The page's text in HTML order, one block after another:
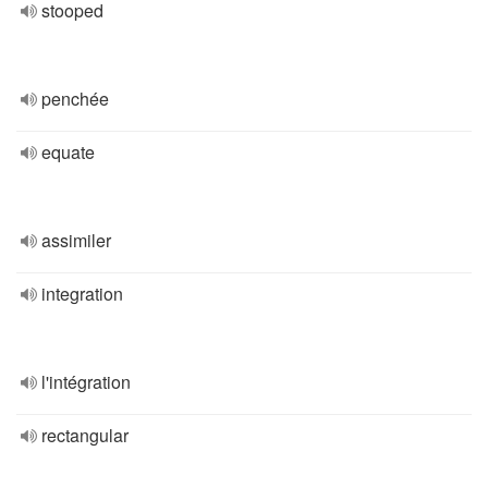
stooped
penchée
equate
assimiler
integration
l'intégration
rectangular